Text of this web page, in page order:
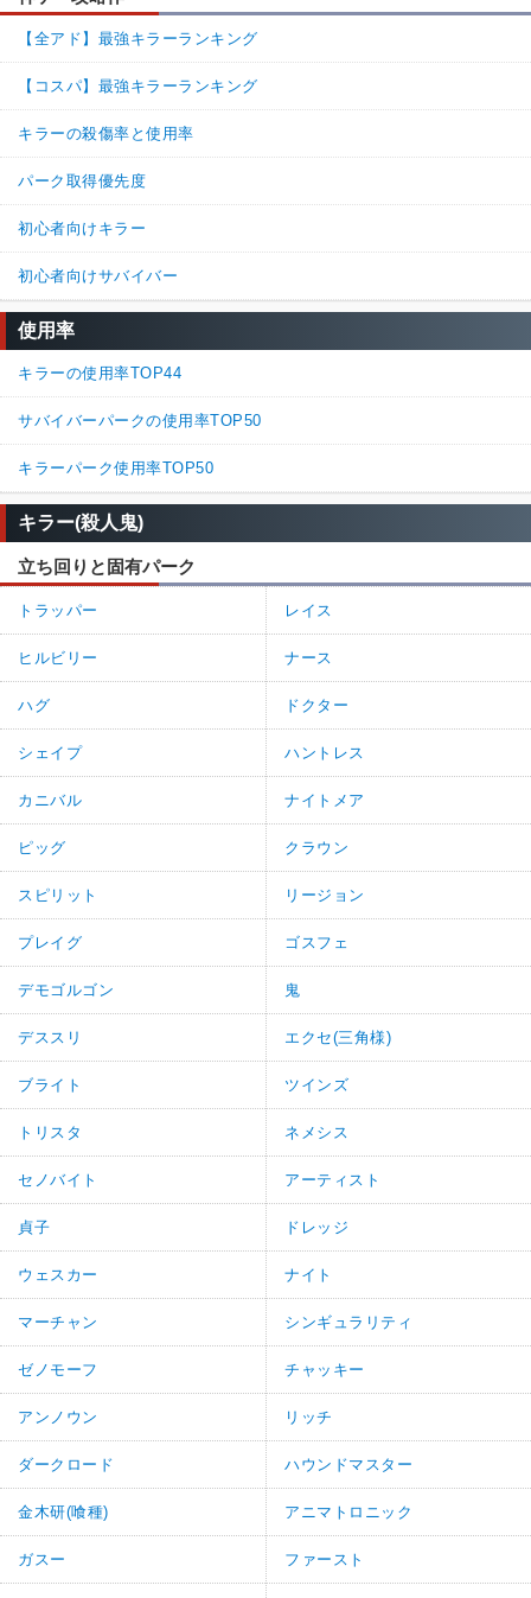
【全アド】最強キラーランキング
【コスパ】最強キラーランキング
キラーの殺傷率と使用率
パーク取得優先度
初心者向けキラー
初心者向けサバイバー
使用率
キラーの使用率TOP44
サバイバーパークの使用率TOP50
キラーパーク使用率TOP50
キラー(殺人鬼)
立ち回りと固有パーク
トラッパー レイス
ヒルビリー ナース
ハグ ドクター
シェイプ ハントレス
カニバル ナイトメア
ピッグ クラウン
スピリット リージョン
プレイグ ゴスフェ
デモゴルゴン 鬼
デススリ エクセ(三角様)
ブライト ツインズ
トリスタ ネメシス
セノバイト アーティスト
貞子 ドレッジ
ウェスカー ナイト
マーチャン シンギュラリティ
ゼノモーフ チャッキー
アンノウン リッチ
ダークロード ハウンドマスター
金木研(喰種) アニマトロニック
ガスー ファースト